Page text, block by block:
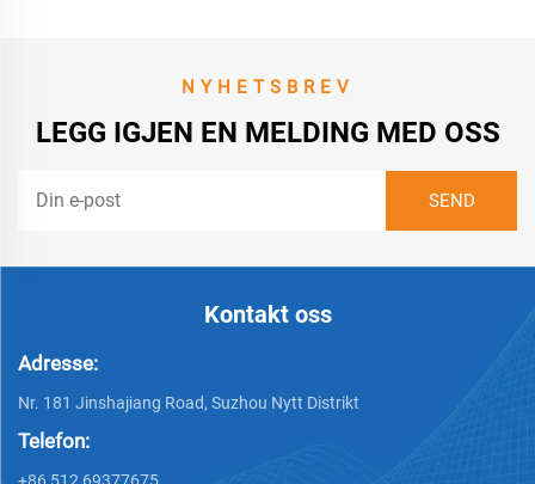
NYHETSBREV
LEGG IGJEN EN MELDING MED OSS
Kontakt oss
Adresse:
Nr. 181 Jinshajiang Road, Suzhou Nytt Distrikt
Telefon:
+86 512 69377675